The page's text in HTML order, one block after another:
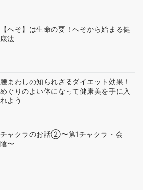
【へそ】は生命の要！へそから始まる健
康法
腰まわしの知られざるダイエット効果！
めぐりのよい体になって健康美を手に入
れよう
チャクラのお話②〜第1チャクラ・会
陰〜